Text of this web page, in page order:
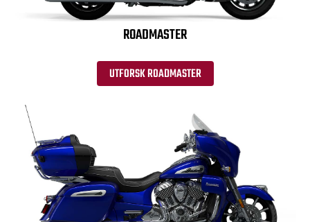
ROADMASTER
UTFORSK ROADMASTER